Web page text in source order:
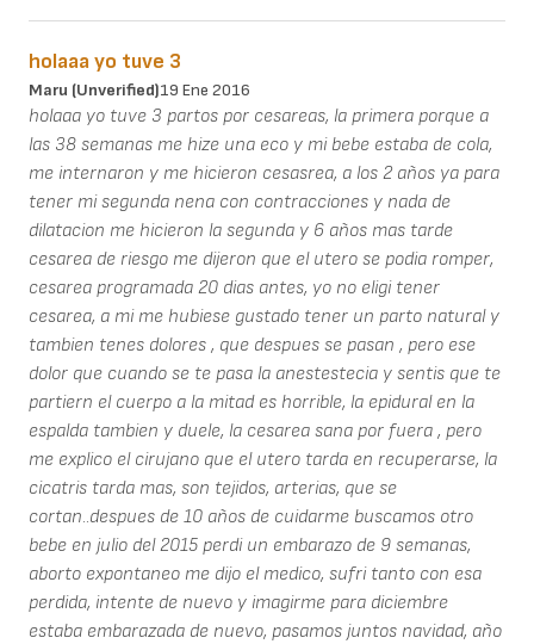
holaaa yo tuve 3
Maru (unverified)19 Ene 2016
holaaa yo tuve 3 partos por cesareas, la primera porque a
las 38 semanas me hize una eco y mi bebe estaba de cola,
me internaron y me hicieron cesasrea, a los 2 años ya para
tener mi segunda nena con contracciones y nada de
dilatacion me hicieron la segunda y 6 años mas tarde
cesarea de riesgo me dijeron que el utero se podia romper,
cesarea programada 20 dias antes, yo no eligi tener
cesarea, a mi me hubiese gustado tener un parto natural y
tambien tenes dolores , que despues se pasan , pero ese
dolor que cuando se te pasa la anestestecia y sentis que te
partiern el cuerpo a la mitad es horrible, la epidural en la
espalda tambien y duele, la cesarea sana por fuera , pero
me explico el cirujano que el utero tarda en recuperarse, la
cicatris tarda mas, son tejidos, arterias, que se
cortan..despues de 10 años de cuidarme buscamos otro
bebe en julio del 2015 perdi un embarazo de 9 semanas,
aborto expontaneo me dijo el medico, sufri tanto con esa
perdida, intente de nuevo y imagirme para diciembre
estaba embarazada de nuevo, pasamos juntos navidad, año